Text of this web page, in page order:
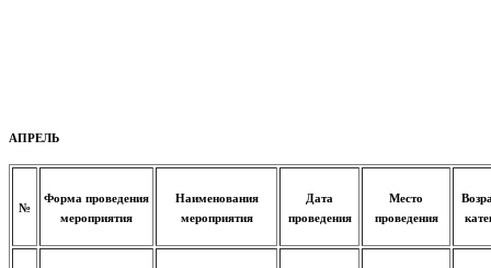
АПРЕЛЬ
№
Форма проведения
мероприятия
Наименования
мероприятия
Дата
проведения
Место
проведения